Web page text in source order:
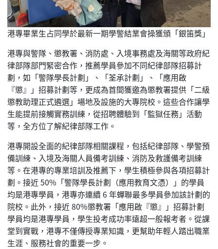
港專畢業生占同學於最新一期學警結業會操獲頒「銀笛獎」
港專與警隊、懲教署、消防處、入境事務處及海關等政府紀
律部隊部門緊密合作，推薦學員參加不同紀律部隊招募計
劃，如「警隊學長計劃」、「荃承計劃」、「應用啟
『懲』」招募計劃等，更成為首間獲邀為懲教署提供「二級
懲教助理正式遴選」場地及設施的大專院校。這些合作讓學
生能提前接觸實務訓練，從招聘體驗到「監獄任務」活動
等，全方位了解紀律部隊工作。
港專開設全面的紀律部隊相關課程，包括紀律部隊、學警預
備訓練、入境及海關人員備考訓練、消防及救護備考訓練
等。在港專的專業培訓及推薦下，學生積極參與各項招募計
劃。接近 50%「警隊學長計劃（應用教育文憑）」的學員
均是港專學員，港專亦連續 6 年蟬聯最多學員參加該計劃的
院校。此外，接近 80%懲教署「應用啟『懲』」招募計劃
學員均是港專學員，學生投考成功率遠超一般報考者。從課
堂到實戰，港專不僅傳授專業知識，更幫助年輕人踏出職業
生涯、服務社會的重要一步。